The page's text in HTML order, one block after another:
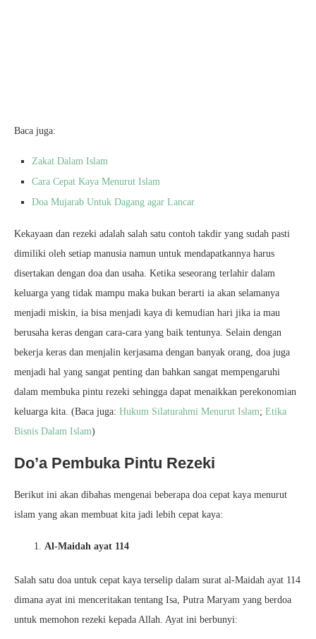
Baca juga:
Zakat Dalam Islam
Cara Cepat Kaya Menurut Islam
Doa Mujarab Untuk Dagang agar Lancar
Kekayaan dan rezeki adalah salah satu contoh takdir yang sudah pasti
dimiliki oleh setiap manusia namun untuk mendapatkannya harus
disertakan dengan doa dan usaha. Ketika seseorang terlahir dalam
keluarga yang tidak mampu maka bukan berarti ia akan selamanya
menjadi miskin, ia bisa menjadi kaya di kemudian hari jika ia mau
berusaha keras dengan cara-cara yang baik tentunya. Selain dengan
bekerja keras dan menjalin kerjasama dengan banyak orang, doa juga
menjadi hal yang sangat penting dan bahkan sangat mempengaruhi
dalam membuka pintu rezeki sehingga dapat menaikkan perekonomian
keluarga kita. (Baca juga: Hukum Silaturahmi Menurut Islam; Etika
Bisnis Dalam Islam)
Do’a Pembuka Pintu Rezeki
Berikut ini akan dibahas mengenai beberapa doa cepat kaya menurut
islam yang akan membuat kita jadi lebih cepat kaya:
Al-Maidah ayat 114
Salah satu doa untuk cepat kaya terselip dalam surat al-Maidah ayat 114
dimana ayat ini menceritakan tentang Isa, Putra Maryam yang berdoa
untuk memohon rezeki kepada Allah. Ayat ini berbunyi: